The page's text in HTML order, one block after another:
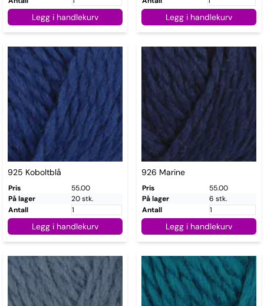
Legg i handlekurv Legg i handlekurv
925 Koboltblå
Pris
55.00
På lager
20 stk.
Antall
Legg i handlekurv
926 Marine
Pris
55.00
På lager
6 stk.
Antall
Legg i handlekurv